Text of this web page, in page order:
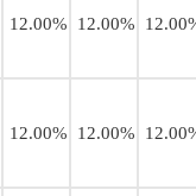
12.00% 12.00%
12.00% 12.00%